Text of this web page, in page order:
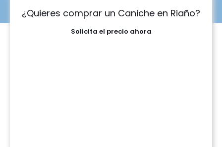
¿Quieres comprar un Caniche en Riaño?
Solicita el precio ahora